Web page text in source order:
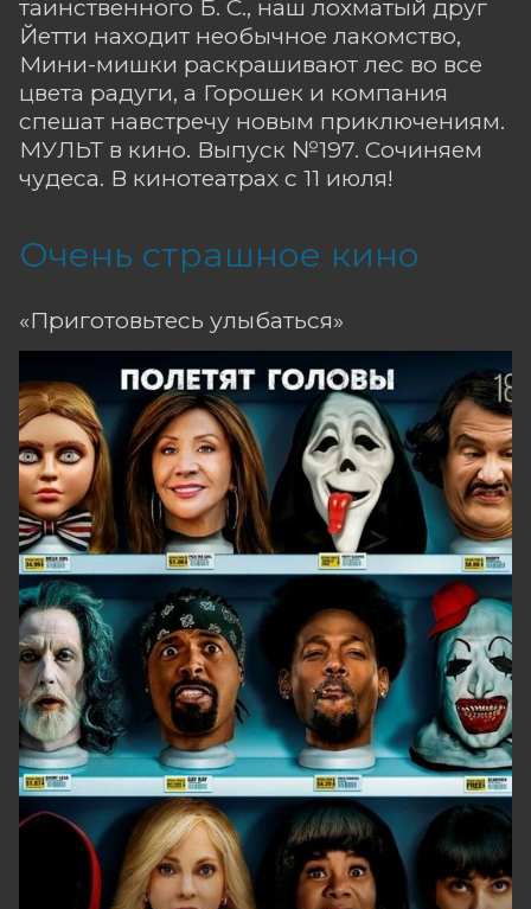
таинственного Б. С., наш лохматый друг
Йетти находит необычное лакомство,
Мини-мишки раскрашивают лес во все
цвета радуги, а Горошек и компания
спешат навстречу новым приключениям.
МУЛЬТ в кино. Выпуск №197. Сочиняем
чудеса. В кинотеатрах с 11 июля!
Очень страшное кино
«Приготовьтесь улыбаться»